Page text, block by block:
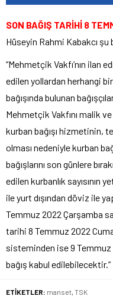
SON BAĞIŞ TARİHİ 8
Hüseyin Rahmi Kabakcı
“Mehmetçik Vakfı’nın ilan
edilen yollardan herhangi
bağışında bulunan
Mehmetçik Vakfını malik
kurban bağışı hizmetinin,
olması nedeniyle kurban
bağışlarını son günlere
edilen kurbanlık sayısının
ile yurt dışından döviz ile
Temmuz 2022 Çarşamba
tarihi 8 Temmuz 2022
sisteminden ise 9 Temmuz
bağış kabul edilebilecektir.”
ETİKETLER: manset, TSK